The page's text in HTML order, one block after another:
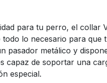
para tu perro, el collar
lo necesario para
pasador metálico y
capaz de soportar una
especial.